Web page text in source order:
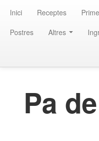
Inici Receptes
Postres
Altres
Pa